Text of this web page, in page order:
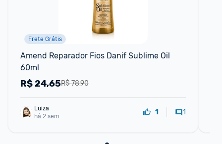
Frete Grátis
Amend Reparador Fios Danif Sublime Oil
60ml
R$ 78,90
R$24,65
Luiza
há 2 sem
1 1